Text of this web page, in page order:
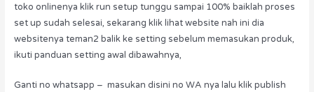
toko onlinenya klik run setup tunggu sampai 100% baiklah proses
set up sudah selesai, sekarang klik lihat website nah ini dia
websitenya teman2 balik ke setting sebelum memasukan produk,
ikuti panduan setting awal dibawahnya,
Ganti no whatsapp – masukan disini no WA nya lalu klik publish